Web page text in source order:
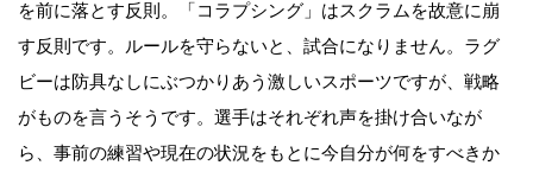
を前に落とす反則。「コラプシング」はスクラムを故意に崩
す反則です。ルールを守らないと、試合になりません。ラグ
ビーは防具なしにぶつかりあう激しいスポーツですが、戦略
がものを言うそうです。選手はそれぞれ声を掛け合いなが
ら、事前の練習や現在の状況をもとに今自分が何をすべきか